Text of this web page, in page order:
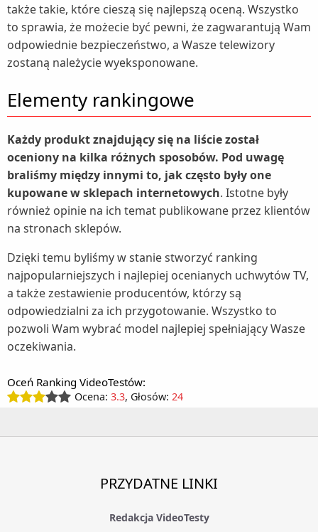
Stacje meteo (1)
Suszarki do grzybów (1)
Szampony do włosów (1)
Termowentylatory (1)
Trampoliny (2)
Umywalki (2)
Baterie umywalkowe (1)
Wanny (1)
Wentylatory (4)
Żarówki LED (1)
zgrzewarki próżniowe (1)
Zlewozmywaki (2)
Baterie kuchenne (1)
także takie, które cieszą się najlepszą oceną. Wszystko
to sprawia, że możecie być pewni, że zagwarantują Wam
odpowiednie bezpieczeństwo, a Wasze telewizory
zostaną należycie wyeksponowane.
Elementy rankingowe
Każdy produkt znajdujący się na liście został
oceniony na kilka różnych sposobów. Pod uwagę
braliśmy między innymi to, jak często były one
kupowane w sklepach internetowych. Istotne były
również opinie na ich temat publikowane przez klientów
na stronach sklepów.
Dzięki temu byliśmy w stanie stworzyć ranking
najpopularniejszych i najlepiej ocenianych uchwytów TV,
a także zestawienie producentów, którzy są
odpowiedzialni za ich przygotowanie. Wszystko to
pozwoli Wam wybrać model najlepiej spełniający Wasze
oczekiwania.
Oceń Ranking VideoTestów:
Ocena: 3.3, Głosów: 24
PRZYDATNE LINKI
Redakcja VideoTesty